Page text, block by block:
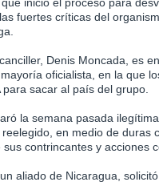
fuertes críticas del
Denis Moncada, es
oficialista, en la que
sacar al país del grupo.
la semana pasada
en medio de duras
contrincantes y acciones
aliado de Nicaragua,